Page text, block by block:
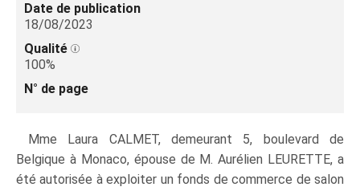
Date de publication
18/08/2023
Qualité
100%
N° de page
Mme Laura CALMET, demeurant 5, boulevard de
Belgique à Monaco, épouse de M. Aurélien LEURETTE, a
été autorisée à exploiter un fonds de commerce de salon